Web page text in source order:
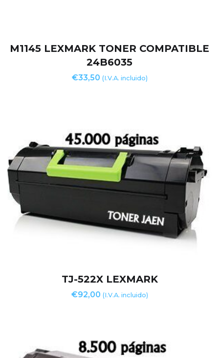
M1145 LEXMARK TONER COMPATIBLE
24B6035
€33,50 (I.V.A. incluido)
TJ-522X LEXMARK
€92,00 (I.V.A. incluido)